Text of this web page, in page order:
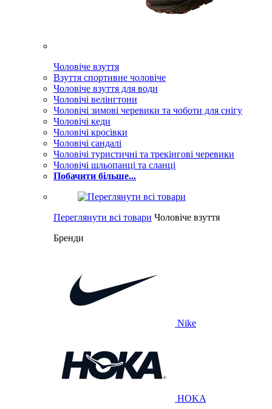
Чоловіче взуття
Взуття спортивне чоловіче
Чоловіче взуття для води
Чоловічі велінгтони
Чоловічі зимові черевики та чоботи для снігу
Чоловічі кеди
Чоловічі кросівки
Чоловічі сандалі
Чоловічі туристичні та трекінгові черевики
Чоловічі шльопанці та сланці
Побачити більше...
Переглянути всі товари Чоловіче взуття
Бренди
Nike
HOKA